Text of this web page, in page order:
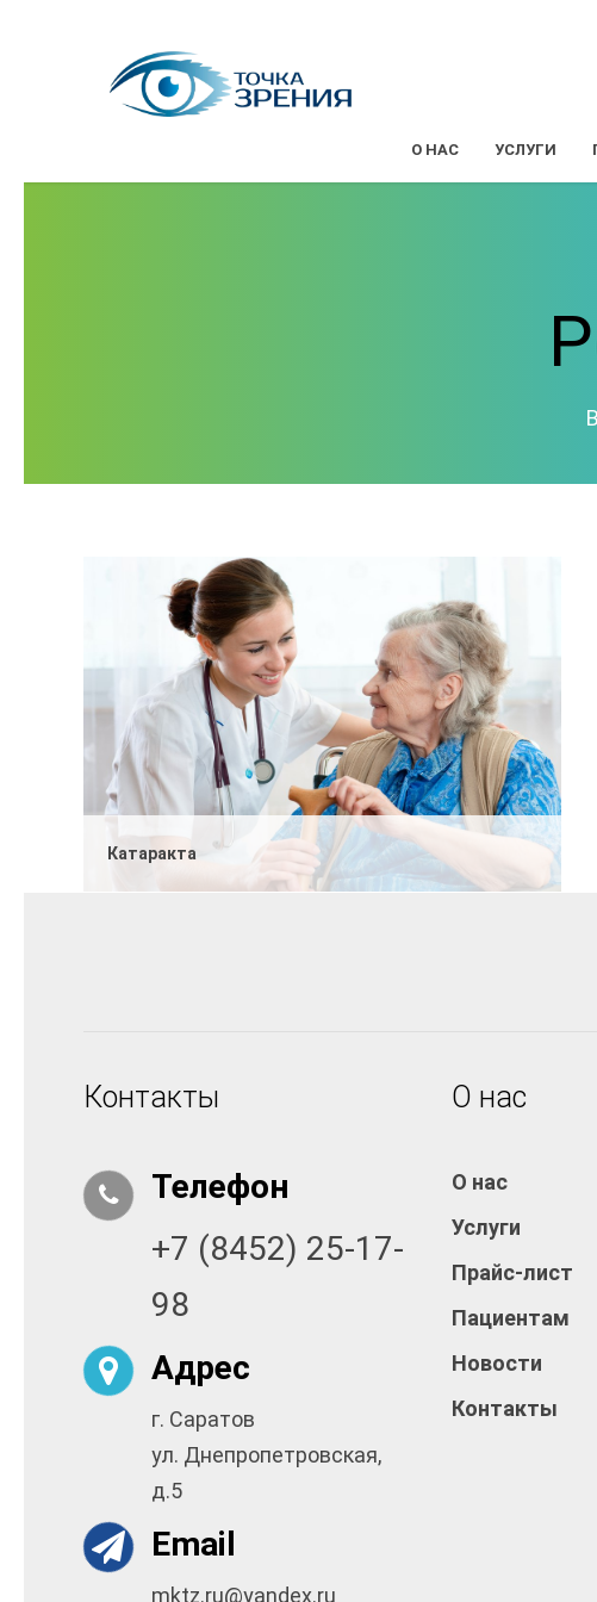
О НАС УСЛУГИ
Катаракта
Контакты
Телефон
+7 (8452) 25-17-
98
Адрес
г. Саратов
ул. Днепропетровская,
д.5
Email
mktz.ru@yandex.ru
О нас
О нас
Услуги
Прайс-лист
Пациентам
Новости
Контакты